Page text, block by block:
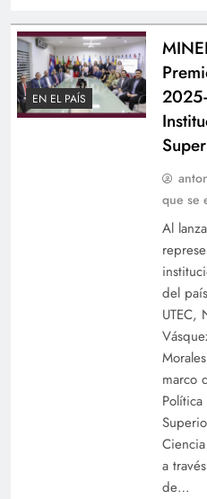
EN EL PAÍS
que se
Al
del
UTEC,
marco
a
de…